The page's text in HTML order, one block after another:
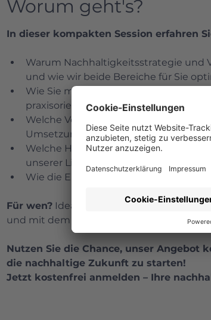
Worum geht's?
In dieser kompakten Session erfahren
Warum Nachhaltigkeitsstrategie und
und wie wir beide Bereiche für Sie
Wie Sie mit unseren intuitiven
praxisorientierte Ergebnisse erhalten.
Welche Vorteile unser Paket bietet:
Umsetzung in 3–5 Werktagen,
Welche Herausforderungen
unserer Live-Umfrage!
Wie die Erbringung unserer
Für wen? Ideal für KMU, die ohne großen
und mit dem VSME-Bericht nach EU-
Nutzen Sie die Chance, unser Angebot
die nachhaltige Zukunft zu starten!
Jetzt kostenfrei anmelden – Ihre